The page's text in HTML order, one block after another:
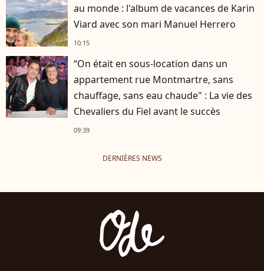
au monde : l'album de vacances de Karin
Viard avec son mari Manuel Herrero
10:15
“On était en sous-location dans un
appartement rue Montmartre, sans
chauffage, sans eau chaude" : La vie des
Chevaliers du Fiel avant le succès
09:39
DERNIÈRES NEWS